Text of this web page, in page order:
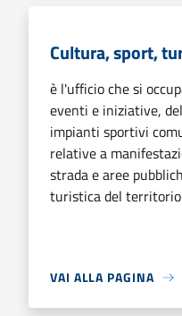
Cultura, sport,
è l'ufficio che si
eventi e iniziative,
impianti sportivi
relative a
strada e aree
turistica del
VAI ALLA PAGINA